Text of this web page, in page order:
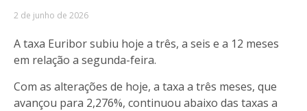
2 de junho de 2026
A taxa Euribor subiu hoje a três, a seis e a 12 meses
em relação a segunda-feira.
Com as alterações de hoje, a taxa a três meses, que
avançou para 2,276%, continuou abaixo das taxas a